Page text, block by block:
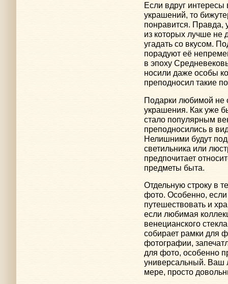
Если вдруг
украшений, то
понравится. Правда,
из которых лучше не
угадать со вкусом.
порадуют её
в эпоху
носили даже особы
преподносил такие
Подарки любимой не
украшения. Как уже
стало популярным
преподносились в
Нелишними будут
светильника или
предпочитает
предметы быта.
Отдельную строку в
фото. Особенно,
путешествовать и
если любимая
венецианского
собирает рамки для
фотографии,
для фото, особенно
универсальный. Ваш
мере, просто